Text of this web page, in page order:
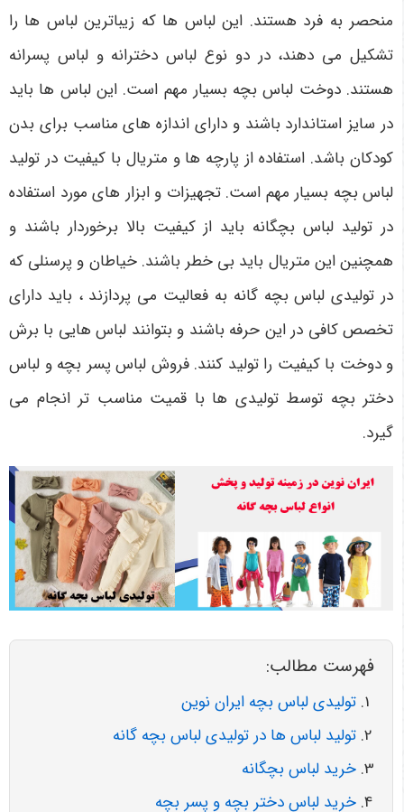
منحصر به فرد هستند. این لباس ها که زیباترین لباس ها را
تشکیل می دهند، در دو نوع لباس دخترانه و لباس پسرانه
هستند. دوخت لباس بچه بسیار مهم است. این لباس ها باید
در سایز استاندارد باشند و دارای اندازه های مناسب برای بدن
کودکان باشد. استفاده از پارچه ها و متریال با کیفیت در تولید
لباس بچه بسیار مهم است. تجهیزات و ابزار های مورد استفاده
در تولید لباس بچگانه باید از کیفیت بالا برخوردار باشند و
همچنین این متریال باید بی خطر باشند. خیاطان و پرسنلی که
در تولیدی لباس بچه گانه به فعالیت می پردازند ، باید دارای
تخصص کافی در این حرفه باشند و بتوانند لباس هایی با برش
و دوخت با کیفیت را تولید کنند. فروش لباس پسر بچه و لباس
دختر بچه توسط تولیدی ها با قمیت مناسب تر انجام می
گیرد.
فهرست مطالب:
تولیدی لباس بچه ایران نوین
تولید لباس ها در تولیدی لباس بچه گانه
خرید لباس بچگانه
خرید لباس دختر بچه و پسر بچه